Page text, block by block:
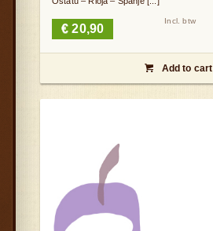
€ 20,90
Incl. btw
 Add to cart